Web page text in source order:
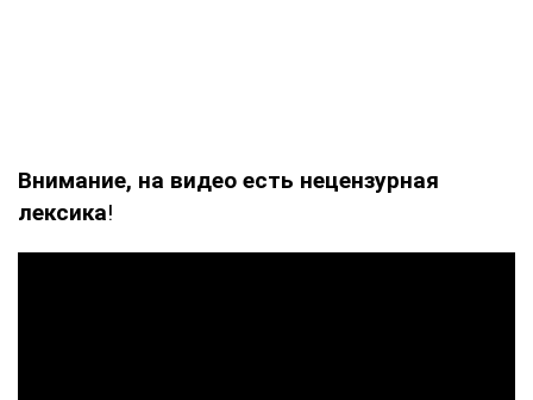
Внимание, на видео есть нецензурная
лексика!